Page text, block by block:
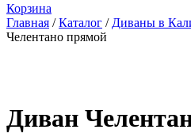
Корзина
Главная /Каталог / Диваны в
Челентано прямой
Диван